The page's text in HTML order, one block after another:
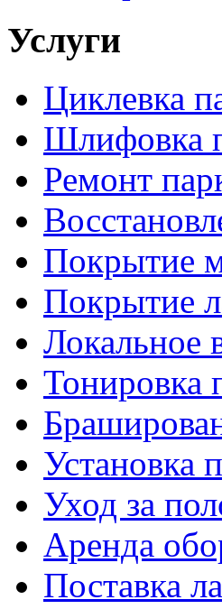
Услуги
Циклевка
Шлифовка
Ремонт
Покрытие
Покрытие
Локальное
Тонировка
Установка
Уход за
Аренда
Поставка